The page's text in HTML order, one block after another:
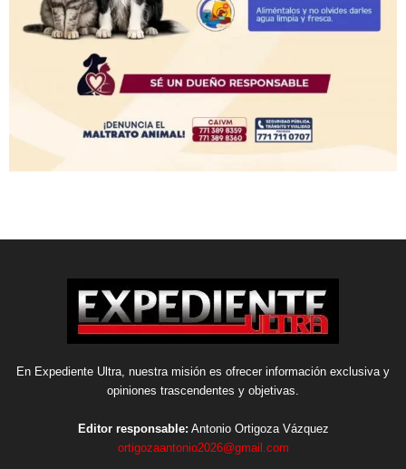
En Expediente Ultra, nuestra misión es ofrecer información exclusiva y
opiniones trascendentes y objetivas.
Editor responsable: Antonio Ortigoza Vázquez
ortigozaantonio2026@gmail.com